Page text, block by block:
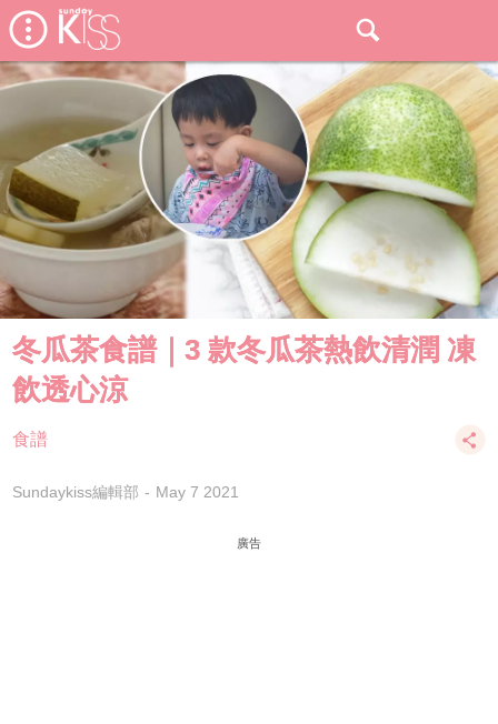
冬瓜茶食譜｜3 款冬瓜茶熱飲清潤 凍
飲透心涼
食譜
Sundaykiss編輯部 May 7 2021
廣告